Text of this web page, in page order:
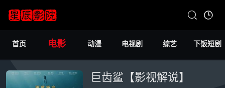
首页 电影 动漫 电视剧 综艺 下饭短剧
巨齿鲨【影视解说】